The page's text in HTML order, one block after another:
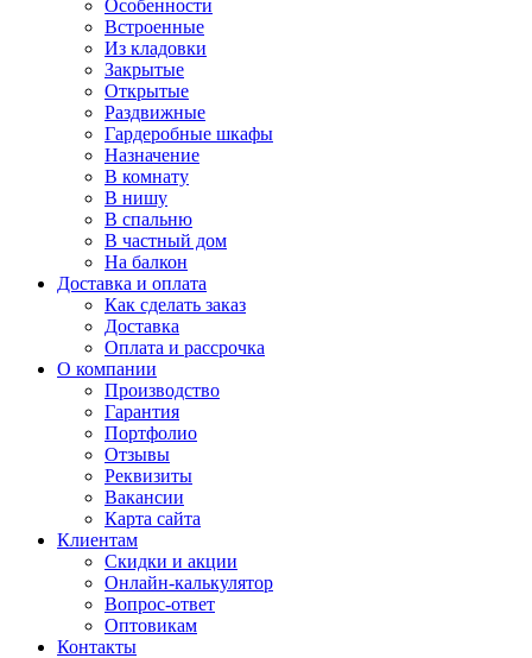
Особенности
Встроенные
Из кладовки
Закрытые
Открытые
Раздвижные
Гардеробные шкафы
Назначение
В комнату
В нишу
В спальню
В частный дом
На балкон
Доставка и оплата
Как сделать заказ
Доставка
Оплата и рассрочка
О компании
Производство
Гарантия
Портфолио
Отзывы
Реквизиты
Вакансии
Карта сайта
Клиентам
Скидки и акции
Онлайн-калькулятор
Вопрос-ответ
Оптовикам
Контакты